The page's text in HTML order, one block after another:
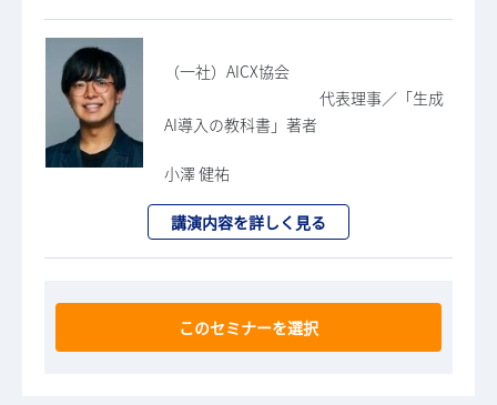
（一社）AICX協会
代表理事／「生成
AI導入の教科書」著者
小澤 健祐
講演内容を詳しく見る
このセミナーを選択